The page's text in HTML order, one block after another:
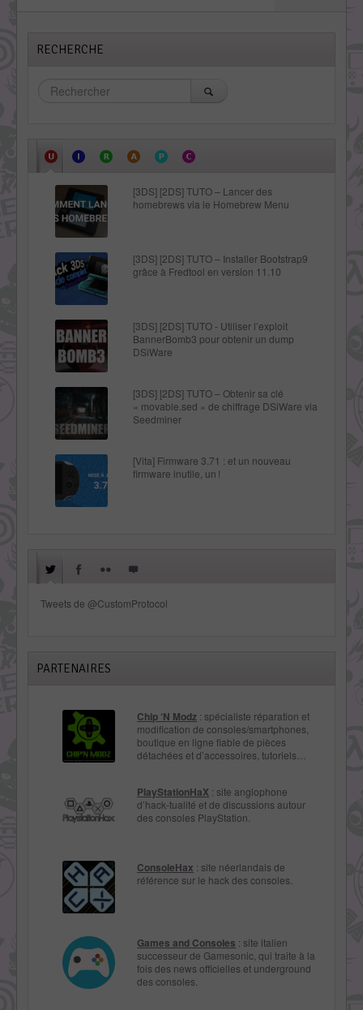
RECHERCHE
[3DS] [2DS] TUTO – Lancer des
homebrews via le Homebrew Menu
[3DS] [2DS] TUTO – Installer Bootstrap9
grâce à Fredtool en version 11.10
[3DS] [2DS] TUTO - Utiliser l’exploit
BannerBomb3 pour obtenir un dump
DSiWare
[3DS] [2DS] TUTO – Obtenir sa clé
« movable.sed » de chiffrage DSiWare via
Seedminer
[Vita] Firmware 3.71 : et un nouveau
firmware inutile, un !
Tweets de @CustomProtocol
PARTENAIRES
Chip ‘N Modz : spécialiste réparation et
modification de consoles/smartphones,
boutique en ligne fiable de pièces
détachées et d’accessoires, tutoriels…
PlayStationHaX : site anglophone
d’hack-tualité et de discussions autour
des consoles PlayStation.
ConsoleHax : site néerlandais de
référence sur le hack des consoles.
Games and Consoles : site italien
successeur de Gamesonic, qui traite à la
fois des news officielles et underground
des consoles.